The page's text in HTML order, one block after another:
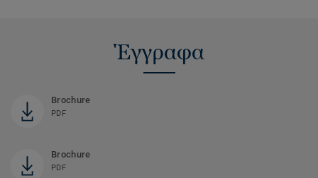
Έγγραφα
Brochure
PDF
Brochure
PDF